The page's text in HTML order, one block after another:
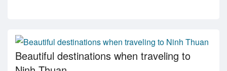
Beautiful destinations when traveling to